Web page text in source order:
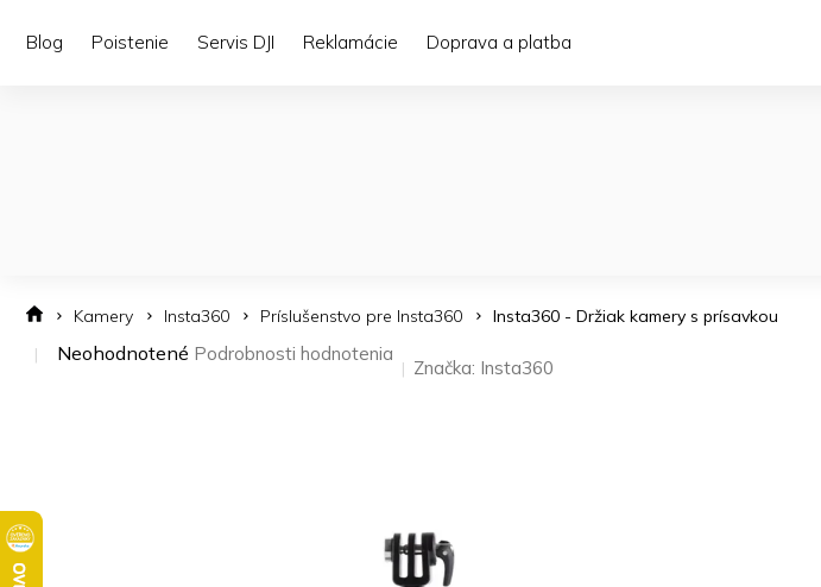
Blog Poistenie Servis DJI Reklamácie Doprava a platba
Kamery Insta360 Príslušenstvo pre Insta360 Insta360 - Držiak kamery s prísavkou
Priemerné
Neohodnotené Podrobnosti hodnotenia
Značka: Insta360